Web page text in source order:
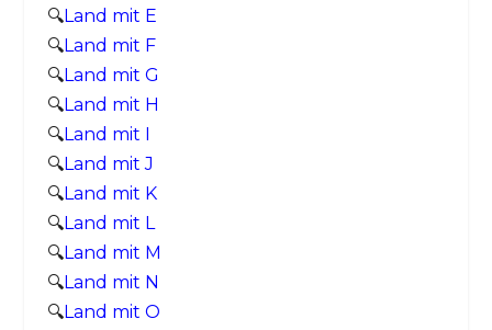
🔍Land mit E
🔍Land mit F
🔍Land mit G
🔍Land mit H
🔍Land mit I
🔍Land mit J
🔍Land mit K
🔍Land mit L
🔍Land mit M
🔍Land mit N
🔍Land mit O